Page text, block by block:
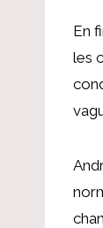
En
les